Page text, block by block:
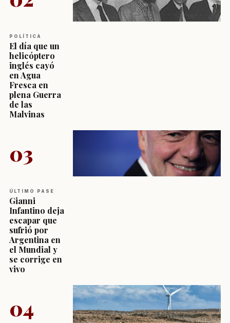
POLÍTICA
El día que un
helicóptero
inglés cayó
en Agua
Fresca en
plena Guerra
de las
Malvinas
03
ÚLTIMO PASE
Gianni
Infantino deja
escapar que
sufrió por
Argentina en
el Mundial y
se corrige en
vivo
04